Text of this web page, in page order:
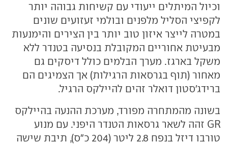
וכיול המיתלים ייעודי עם קשיחות גבוהה יותר
לקפיצי הסליל מלפנים ובולמי זעזועים שונים
במטרה לייצר איזון טוב יותר בין הצירים והימנעות
מבעיטת אחוריים המקובלת בנסיעה בטנדר ללא
משקל בארגז. מערך הבלמים כולל דיסקים גם
מאחור (תוף בגרסאות הרגילות) אך הצמיגים הם
ברידג'סטון דואלר זהים להיילקס הרגיל.
בשונה מהמתחרה מפורד, מערכת ההנעה בהיילקס
GR זהה לשאר גרסאות הטנדר היפני. עם מנוע
טורבו דיזל בנפח 2.8 ליטר (204 כ"ס), תיבת שישה